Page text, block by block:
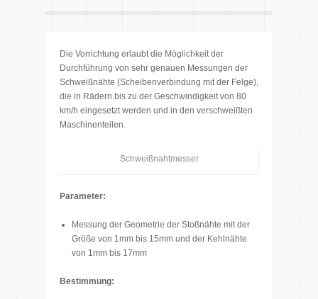
Die Vorrichtung erlaubt die Möglichkeit der
Durchführung von sehr genauen Messungen der
Schweißnähte (Scheibenverbindung mit der Felge),
die in Rädern bis zu der Geschwindigkeit von 80
km/h eingesetzt werden und in den verschweißten
Maschinenteilen.
Schweißnahtmesser
Parameter:
Messung der Geometrie der Stoßnähte mit der
Größe von 1mm bis 15mm und der Kehlnähte
von 1mm bis 17mm
Bestimmung: